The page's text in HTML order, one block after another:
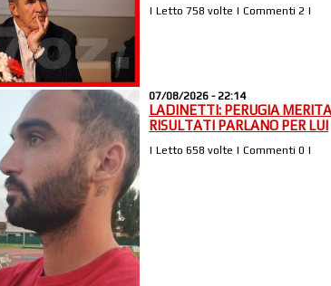
| Letto 758 volte | Commenti 2 |
07/08/2026 - 22:14
LADINETTI: PERUGIA
RISULTATI PARLANO PER LUI
| Letto 658 volte | Commenti 0 |